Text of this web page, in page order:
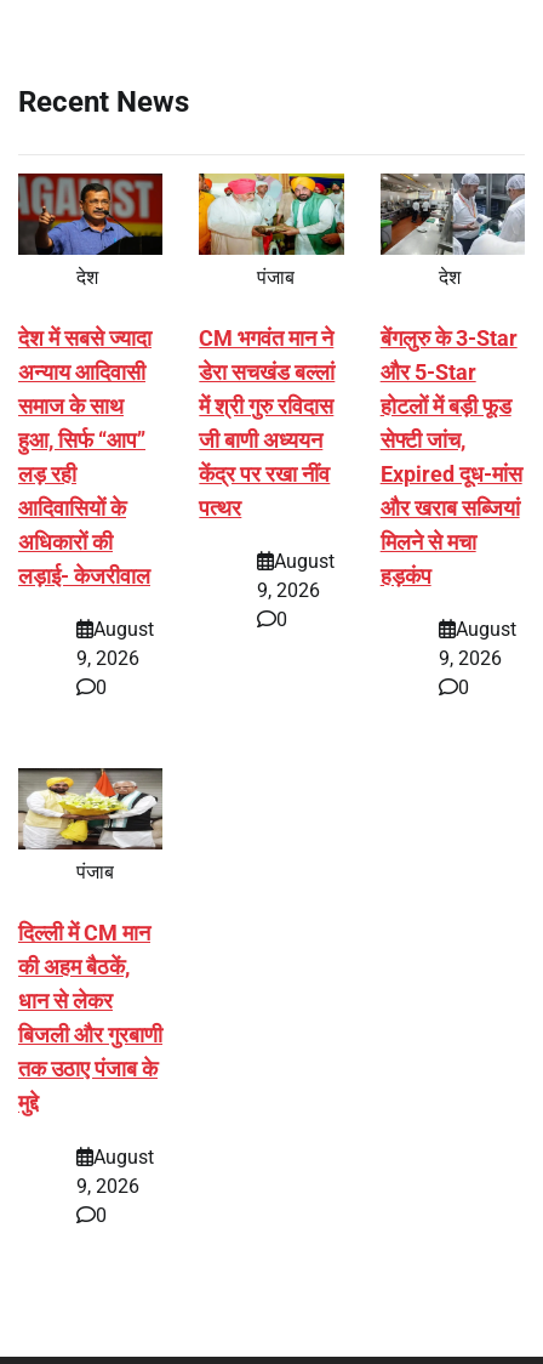
Recent News
देश
देश में सबसे ज्यादा
अन्याय आदिवासी
समाज के साथ
हुआ, सिर्फ ‘‘आप’’
लड़ रही
आदिवासियों के
अधिकारों की
लड़ाई- केजरीवाल
August
9, 2026
0
पंजाब
CM भगवंत मान ने
डेरा सचखंड बल्लां
में श्री गुरु रविदास
जी बाणी अध्ययन
केंद्र पर रखा नींव
पत्थर
August
9, 2026
0
देश
बेंगलुरु के 3-Star
और 5-Star
होटलों में बड़ी फूड
सेफ्टी जांच,
Expired दूध-मांस
और खराब सब्जियां
मिलने से मचा
हड़कंप
August
9, 2026
0
पंजाब
दिल्ली में CM मान
की अहम बैठकें,
धान से लेकर
बिजली और गुरबाणी
तक उठाए पंजाब के
मुद्दे
August
9, 2026
0